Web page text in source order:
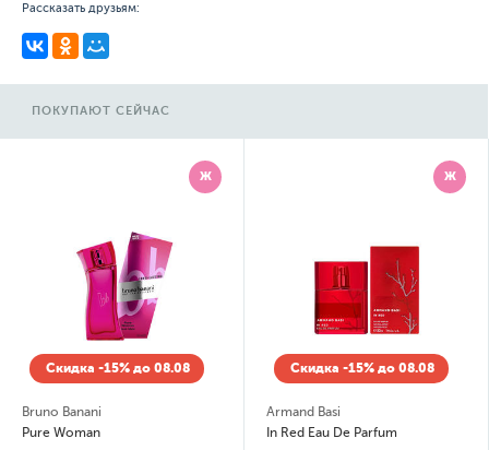
Рассказать друзьям:
ПОКУПАЮТ СЕЙЧАС
Ж
Скидка -15% до 08.08
Bruno Banani
Pure Woman
Ж
Скидка -15% до 08.08
Armand Basi
In Red Eau De Parfum